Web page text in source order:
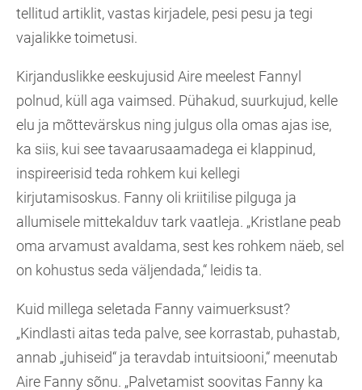
tellitud artiklit, vastas kirjadele, pesi pesu ja tegi
vajalikke toimetusi.
Kirjanduslikke eeskujusid Aire meelest Fannyl
polnud, küll aga vaimsed. Pühakud, suurkujud, kelle
elu ja mõttevärskus ning julgus olla omas ajas ise,
ka siis, kui see tavaarusaamadega ei klappinud,
inspireerisid teda rohkem kui kellegi
kirjutamisoskus. Fanny oli kriitilise pilguga ja
allumisele mittekalduv tark vaatleja. „Kristlane peab
oma arvamust avaldama, sest kes rohkem näeb, sel
on kohustus seda väljendada,“ leidis ta.
Kuid millega seletada Fanny vaimuerksust?
„Kindlasti aitas teda palve, see korrastab, puhastab,
annab „juhiseid“ ja teravdab intuitsiooni,“ meenutab
Aire Fanny sõnu. „Palvetamist soovitas Fanny ka